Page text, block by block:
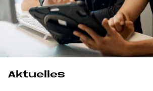
Aktuelles